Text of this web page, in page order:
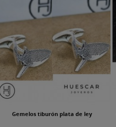
Gemelos tiburón plata de ley